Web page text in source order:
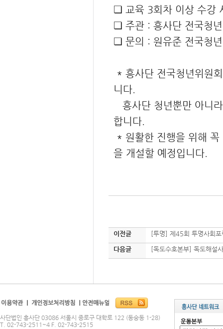
❏ 교육 3회차 이상 수강
❏ 주관 : 흥사단 전국청
❏ 문의 : 원유준 전국청
* 흥사단 전국청년위원
니다.
흥사단 청년뿐만 아니
합니다.
* 원활한 진행을 위해 꼭
을 개설할 예정입니다.
이전글 [투명] 제45회 투명사회포
다음글 [독도수호본부] 독도해설
사단법인 흥사단 03086 서울시 종로구 대학로 122 (동숭동 1-28)
T. 02-743-2511~4 F. 02-743-2515